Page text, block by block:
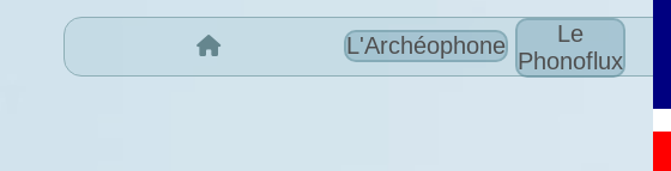
L'Archéophone
Le
Phonoflux